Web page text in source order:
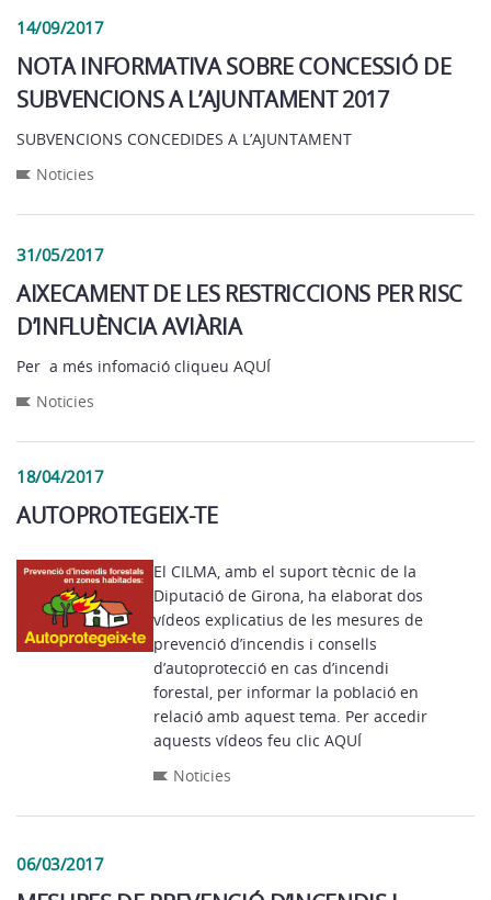
14/09/2017
NOTA INFORMATIVA SOBRE CONCESSIÓ DE
SUBVENCIONS A L’AJUNTAMENT 2017
SUBVENCIONS CONCEDIDES A L’AJUNTAMENT
Noticies
31/05/2017
AIXECAMENT DE LES RESTRICCIONS PER RISC
D’INFLUÈNCIA AVIÀRIA
Per a més infomació cliqueu AQUÍ
Noticies
18/04/2017
AUTOPROTEGEIX-TE
El CILMA, amb el suport tècnic de la
Diputació de Girona, ha elaborat dos
vídeos explicatius de les mesures de
prevenció d’incendis i consells
d’autoprotecció en cas d’incendi
forestal, per informar la població en
relació amb aquest tema. Per accedir
aquests vídeos feu clic AQUÍ
Noticies
06/03/2017